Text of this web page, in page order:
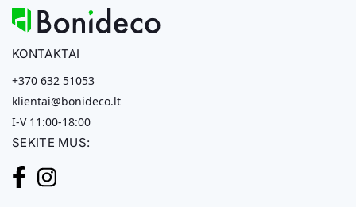
KONTAKTAI
+370 632 51053
klientai@bonideco.lt
I-V 11:00-18:00
SEKITE MUS: